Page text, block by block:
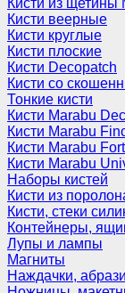
Кисти из щетины
Кисти веерные
Кисти круглые
Кисти плоские
Кисти Decopatch
Кисти со
Тонкие кисти
Кисти Marabu
Кисти Marabu
Кисти Marabu
Кисти Marabu
Наборы кистей
Кисти из
Кисти, стеки
Контейнеры,
Лупы и лампы
Магниты
Наждачки,